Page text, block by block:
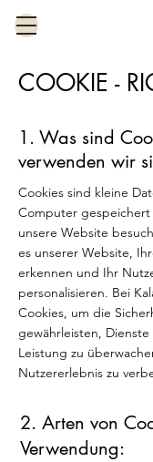
COOKIE -
1. Was sind
verwenden wir
Cookies sind kleine
Computer gespeichert
unsere Website
es unserer Website,
erkennen und Ihr
personalisieren. Bei
Cookies, um die
gewährleisten,
Leistung zu
Nutzererlebnis zu
2. Arten von
Verwendung: